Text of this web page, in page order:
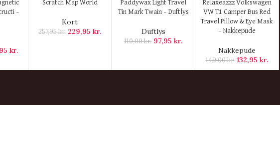
–
kr.
KØB HER
Scratch Map World
Kort
257,95kr. 229,95 kr.
KØB HER
Paddywax Light Travel
Tin Mark Twain – Duftlys
Duftlys
110,00kr. 97,95 kr.
KØB HER
Relaxeazzz Volkswagen
VW T1 Camper Bus Red
Travel Pillow & Eye Mask
– Nakkepude
Nakkepude
149,00kr. 132,95 kr.